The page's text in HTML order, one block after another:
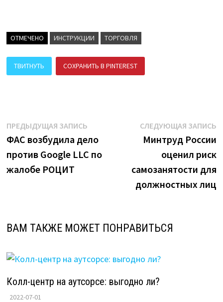
ОТМЕЧЕНО ИНСТРУКЦИИ ТОРГОВЛЯ
ТВИТНУТЬ СОХРАНИТЬ В PINTEREST
Навигация
по
записям
ПРЕДЫДУЩАЯ ЗАПИСЬПредыдущая
запись:
ФАС возбудила дело
против Google LLC по
жалобе РОЦИТ
СЛЕДУЮЩАЯ ЗАПИСЬ
Минтруд России
оценил риск
самозанятости для
должностных лиц
ВАМ ТАКЖЕ МОЖЕТ ПОНРАВИТЬСЯ
Колл-центр на аутсорсе: выгодно ли?
2022-07-01